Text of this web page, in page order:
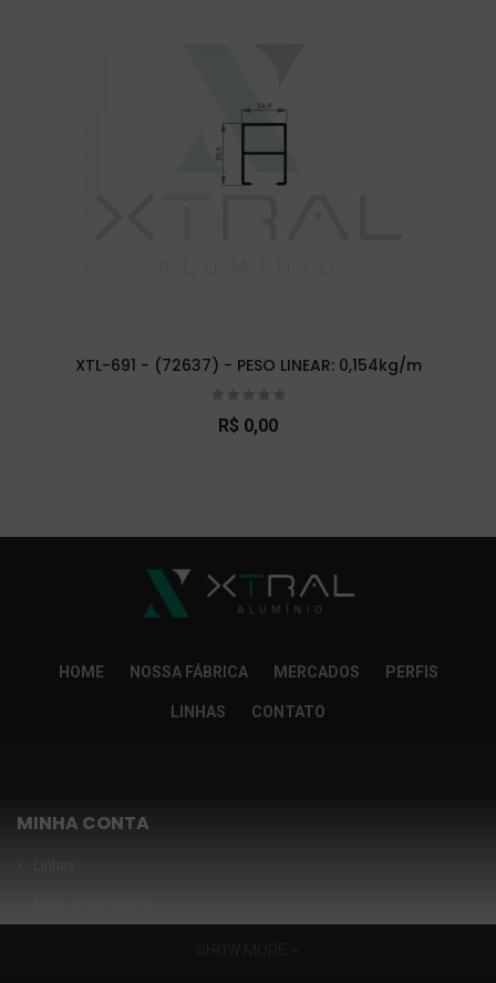
XTL-691 - (72637) - PESO LINEAR: 0,154kg/m
R$ 0,00
HOME NOSSA FÁBRICA MERCADOS PERFIS
LINHAS CONTATO
MINHA CONTA